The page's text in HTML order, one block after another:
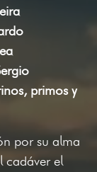
primos y
por su alma
cadáver el